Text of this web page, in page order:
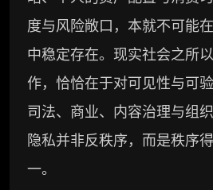
度与风险敞口，本就不可能
中稳定存在。现实社会之所
作，恰恰在于对可见性与可
司法、商业、内容治理与组
隐私并非反秩序，而是秩序
一。